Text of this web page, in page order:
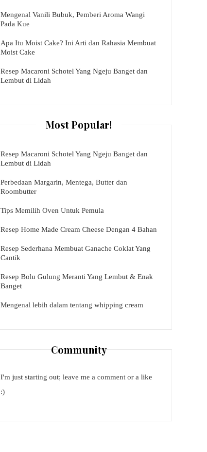
Mengenal Vanili Bubuk, Pemberi Aroma Wangi
Pada Kue
Apa Itu Moist Cake? Ini Arti dan Rahasia Membuat
Moist Cake
Resep Macaroni Schotel Yang Ngeju Banget dan
Lembut di Lidah
Most Popular!
Resep Macaroni Schotel Yang Ngeju Banget dan
Lembut di Lidah
Perbedaan Margarin, Mentega, Butter dan
Roombutter
Tips Memilih Oven Untuk Pemula
Resep Home Made Cream Cheese Dengan 4 Bahan
Resep Sederhana Membuat Ganache Coklat Yang
Cantik
Resep Bolu Gulung Meranti Yang Lembut & Enak
Banget
Mengenal lebih dalam tentang whipping cream
Community
I'm just starting out; leave me a comment or a like
:)